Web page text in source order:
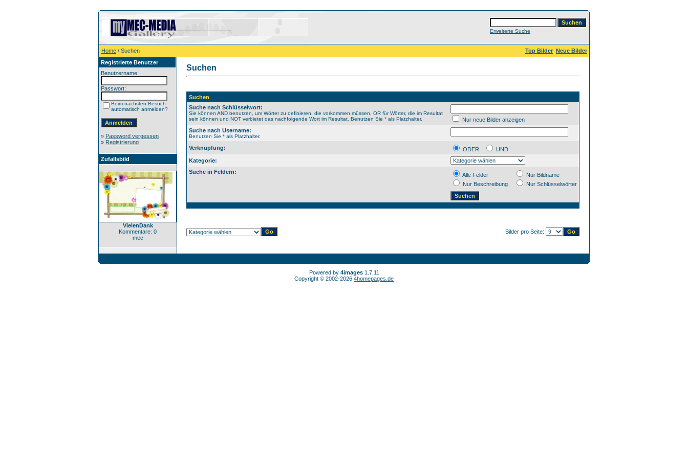
Erweiterte Suche
Home / Suchen Top Bilder Neue Bilder
Registrierte Benutzer
Benutzername:
Passwort:
Beim nächsten Besuch
automatisch anmelden?
» Password vergessen
» Registrierung
Zufallsbild
VielenDank
Kommentare: 0
mec
Suchen
Suchen
Suche nach Schlüsselwort:
Sie können AND benutzen, um Wörter zu definieren, die vorkommen müssen, OR für Wörter, die im Resultat
sein können und NOT verbietet das nachfolgende Wort im Resultat. Benutzen Sie * als Platzhalter.
Nur neue Bilder anzeigen
Suche nach Username:
Benutzen Sie * als Platzhalter.
Verknüpfung: ODER
UND
Kategorie:
Suche in Feldern:
Alle Felder
Nur Bildname
Nur Beschreibung
Nur Schlüsselwörter
Bilder pro Seite:
Powered by 4images1.7.11
Copyright © 2002-2026 4homepages.de